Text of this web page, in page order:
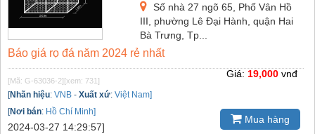
Số nhà 27 ngõ 65, Phố Vân Hồ
III, phường Lê Đại Hành, quận Hai
Bà Trưng, Tp...
Báo giá rọ đá năm 2024 rẻ nhất
[Mã: G-63036-2] [xem: 731]
[Nhãn hiệu: VNB - Xuất xứ: Việt Nam]
[Nơi bán: Hồ Chí Minh]
2024-03-27 14:29:57]
Giá: 19,000 vnđ
Mua hàng